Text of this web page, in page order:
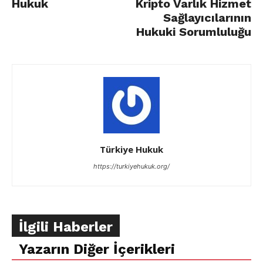
Hukuk
Kripto Varlık Hizmet
Sağlayıcılarının
Hukuki Sorumluluğu
Türkiye Hukuk
https://turkiyehukuk.org/
İlgili Haberler
Yazarın Diğer İçerikleri